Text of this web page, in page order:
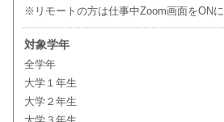
※リモートの方は仕事中Zoom画面をON
対象学年
全学年
大学１年生
大学２年生